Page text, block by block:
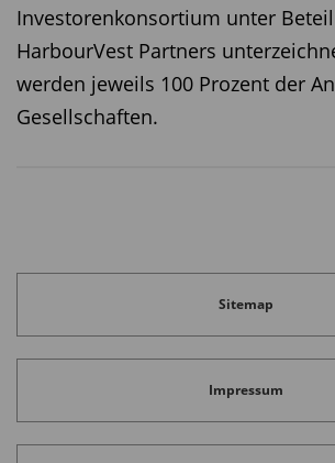
Investorenkonsortium unter
HarbourVest Partners
werden jeweils 100 Prozent der
Gesellschaften.
Sitemap
Impressum